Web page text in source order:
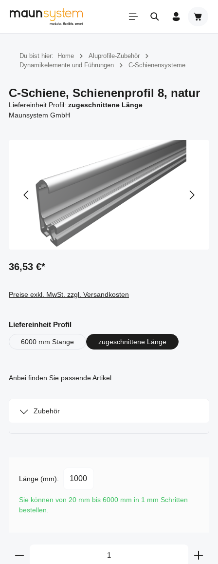
Zum Hauptinhalt springen
Du bist hier: Home
Aluprofile-Zubehör
Dynamikelemente und Führungen
C-Schienensysteme
C-Schiene, Schienenprofil 8, natur
Liefereinheit Profil: zugeschnittene Länge
Maunsystem GmbH
36,53 €*
Preise exkl. MwSt. zzgl. Versandkosten
Liefereinheit Profilauswählen
6000 mm Stange zugeschnittene Länge
Anbei finden Sie passende Artikel
Zubehör
Länge (mm):
Sie können von 20 mm bis 6000 mm in 1 mm Schritten
bestellen.
Produkt Anzahl: Gib den gewünschten Wert ein